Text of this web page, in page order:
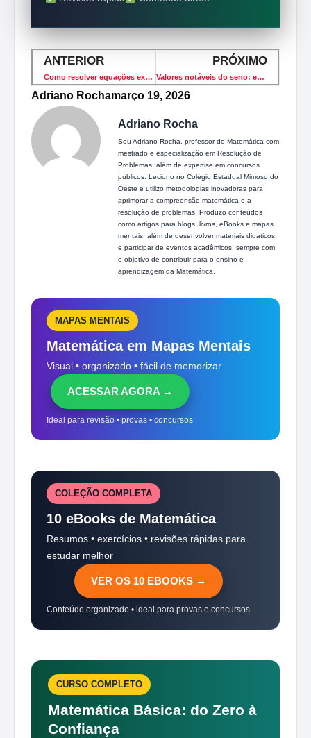
ANTERIOR
Como resolver equações exponenciais de forma simples
PRÓXIMO
Valores notáveis do seno: entenda de vez
Adriano Rochamarço 19, 2026
Adriano Rocha
Sou Adriano Rocha, professor de Matemática com
mestrado e especialização em Resolução de
Problemas, além de expertise em concursos
públicos. Leciono no Colégio Estadual Mimoso do
Oeste e utilizo metodologias inovadoras para
aprimorar a compreensão matemática e a
resolução de problemas. Produzo conteúdos
como artigos para blogs, livros, eBooks e mapas
mentais, além de desenvolver materiais didáticos
e participar de eventos acadêmicos, sempre com
o objetivo de contribuir para o ensino e
aprendizagem da Matemática.
MAPAS MENTAIS
Matemática em Mapas Mentais
Visual • organizado • fácil de memorizar
ACESSAR AGORA →
Ideal para revisão • provas • concursos
COLEÇÃO COMPLETA
10 eBooks de Matemática
Resumos • exercícios • revisões rápidas para
estudar melhor
VER OS 10 EBOOKS →
Conteúdo organizado • ideal para provas e concursos
CURSO COMPLETO
Matemática Básica: do Zero à
Confiança